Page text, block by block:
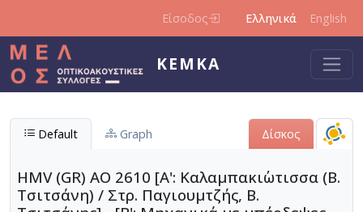
Είσοδος Ελληνικά English
ΚΕΜΚΑ
Default Graph Δίσκος
HMV (GR) AO 2610 [Α': Καλαμπακι΄ωτισσα (Β.
Τσιτσάνη) / Στρ. Παγιουμτζής, Β.